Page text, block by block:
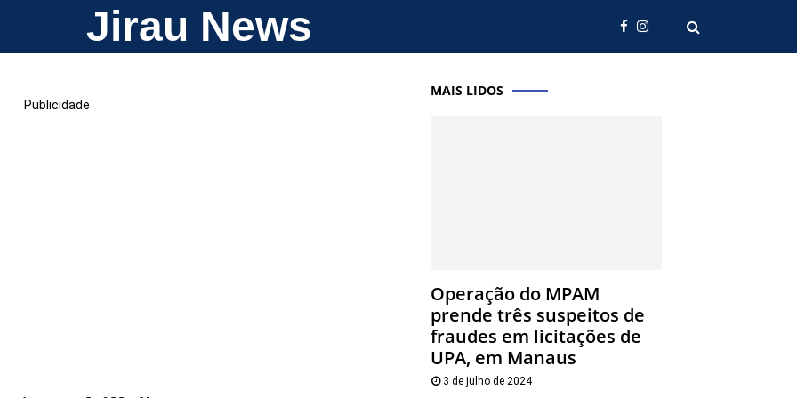
Jirau News
Publicidade
MAIS LIDOS
Operação do MPAM
prende três suspeitos de
fraudes em licitações de
UPA, em Manaus
3 de julho de 2024